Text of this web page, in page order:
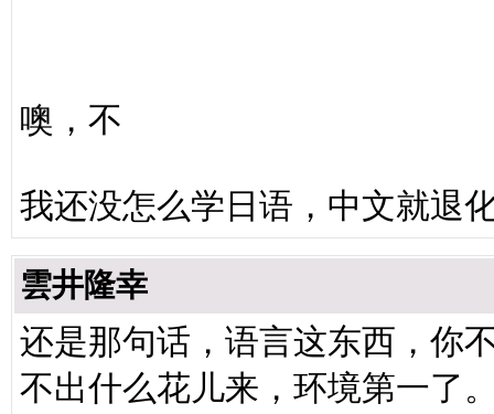
噢，不
我还没怎么学日语，中文就退
雲井隆幸
还是那句话，语言这东西，你
不出什么花儿来，环境第一了